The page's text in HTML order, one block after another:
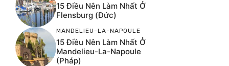
15 Điều Nên Làm Nhất Ở
Flensburg (Đức)
MANDELIEU-LA-NAPOULE
15 Điều Nên Làm Nhất Ở
Mandelieu-La-Napoule
(Pháp)